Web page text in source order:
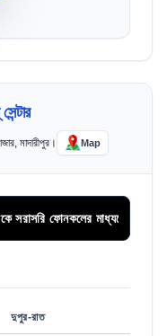
মাদারীপুর। Map
ফোনকলের মাধ্যমে অথবা
দুপুর-রাত